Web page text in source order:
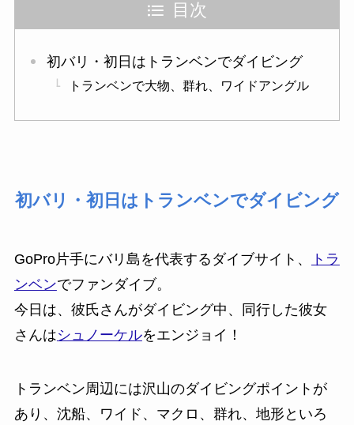
目次
初バリ・初日はトランベンでダイビング
トランベンで大物、群れ、ワイドアングル
初バリ・初日はトランベンでダイビング
GoPro片手にバリ島を代表するダイブサイト、
トラ
ンベンでファンダイブ。
今日は、彼氏さんがダイビング中、同行した彼女
さんはシュノーケルをエンジョイ！
トランベン周辺には沢山のダイビングポイントが
あり、沈船、ワイド、マクロ、群れ、地形といろ